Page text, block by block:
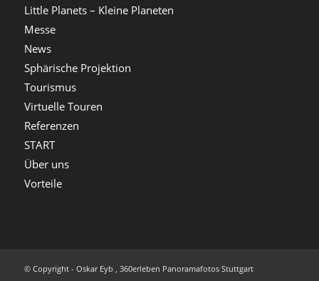
Little Planets – Kleine Planeten
Messe
News
Sphärische Projektion
Tourismus
Virtuelle Touren
Referenzen
START
Über uns
Vorteile
© Copyright - Oskar Eyb , 360erleben Panoramafotos Stuttgart